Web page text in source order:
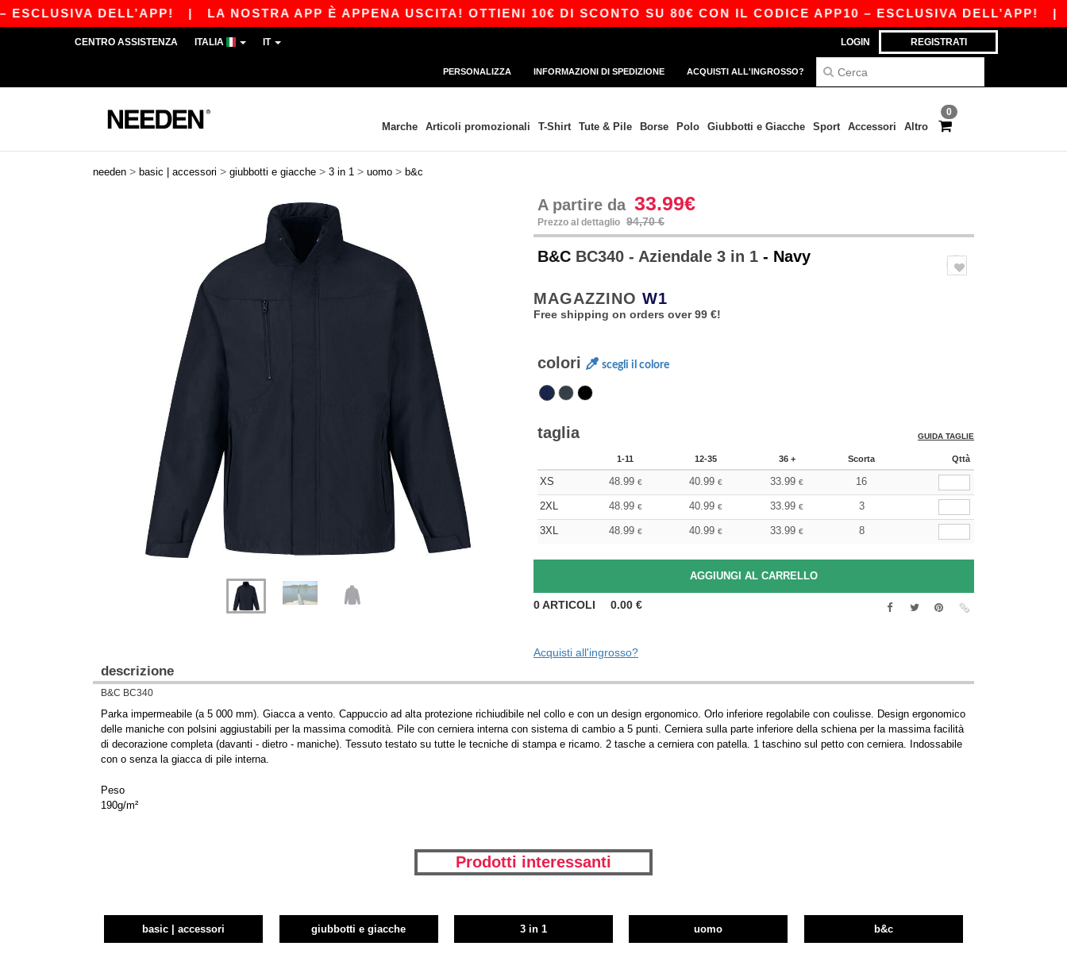
DELL’APP!| LA NOSTRA APP È APPENA USCITA! OTTIENI 10€ DI SCONTO SU 80€ CON IL CODICE APP10 – ESCLUSIVA DELL’APP!|
LOGIN REGISTRATI
CENTRO ASSISTENZA ITALIA IT
PERSONALIZZA INFORMAZIONI DI SPEDIZIONE ACQUISTI ALL'INGROSSO?
0
Marche Articoli promozionali T-Shirt Tute & Pile Borse Polo Giubbotti e Giacche Sport Accessori Altro
needen > basic | accessori > giubbotti e giacche > 3 in 1 > uomo > b&c
A partire da 33.99€
Prezzo al dettaglio 94,70 €
B&C BC340 - Aziendale 3 in 1 - Navy
MAGAZZINO W1
Free shipping on orders over 99 €!
colori scegli il colore
taglia GUIDA TAGLIE
1-11 12-35 36 + Scorta Qttà
XS 48.99 € 40.99 € 33.99 € 16
2XL 48.99 € 40.99 € 33.99 € 3
3XL 48.99 € 40.99 € 33.99 € 8
0ARTICOLI 0.00 €
Acquisti all'ingrosso?
descrizione
B&C BC340
Parka impermeabile (a 5 000 mm). Giacca a vento. Cappuccio ad alta protezione richiudibile nel collo e con un design ergonomico. Orlo inferiore regolabile con coulisse. Design ergonomico
delle maniche con polsini aggiustabili per la massima comodità. Pile con cerniera interna con sistema di cambio a 5 punti. Cerniera sulla parte inferiore della schiena per la massima facilità
di decorazione completa (davanti - dietro - maniche). Tessuto testato su tutte le tecniche di stampa e ricamo. 2 tasche a cerniera con patella. 1 taschino sul petto con cerniera. Indossabile
con o senza la giacca di pile interna.
Peso
190g/m²
Prodotti interessanti
basic | accessori giubbotti e giacche 3 in 1 uomo b&c